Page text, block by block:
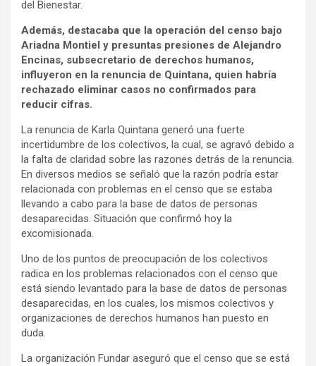
del Bienestar.
Además, destacaba que la operación del censo bajo
Ariadna Montiel y presuntas presiones de Alejandro
Encinas, subsecretario de derechos humanos,
influyeron en la renuncia de Quintana, quien habría
rechazado eliminar casos no confirmados para
reducir cifras.
La renuncia de Karla Quintana generó una fuerte
incertidumbre de los colectivos, la cual, se agravó debido a
la falta de claridad sobre las razones detrás de la renuncia.
En diversos medios se señaló que la razón podría estar
relacionada con problemas en el censo que se estaba
llevando a cabo para la base de datos de personas
desaparecidas. Situación que confirmó hoy la
excomisionada.
Uno de los puntos de preocupación de los colectivos
radica en los problemas relacionados con el censo que
está siendo levantado para la base de datos de personas
desaparecidas, en los cuales, los mismos colectivos y
organizaciones de derechos humanos han puesto en
duda.
La organización Fundar aseguró que el censo que se está